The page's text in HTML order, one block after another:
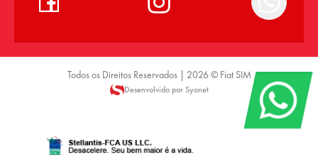
Todos os Direitos Reservados | 2026 © Fiat SIM
Desenvolvido por Syonet